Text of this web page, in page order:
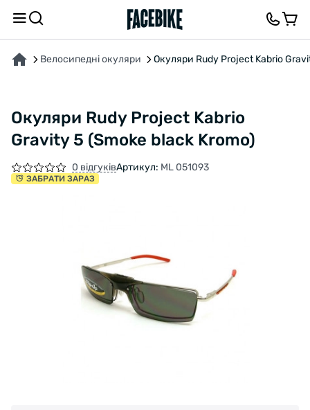
Велосипедні окуляри Окуляри Rudy Project Kabrio
Окуляри Rudy Project Kabrio
Gravity 5 (Smoke black Kromo)
0 відгуківАртикул: ML 051093
ЗАБРАТИ ЗАРАЗ
ПРО ТОВАР ХАРАКТЕРИСТИКИОПИС ВІДГУКИ ТА ЗАПИТАННЯ